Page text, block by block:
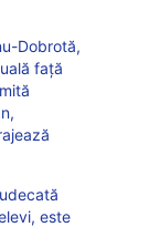
Dobrotă,
față
este